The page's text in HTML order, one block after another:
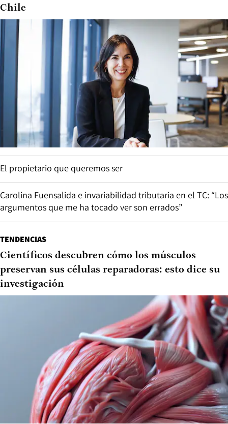
Chile
El propietario que queremos ser
Carolina Fuensalida e invariabilidad tributaria en el TC: “Los
argumentos que me ha tocado ver son errados”
TENDENCIAS
Científicos descubren cómo los músculos
preservan sus células reparadoras: esto dice su
investigación